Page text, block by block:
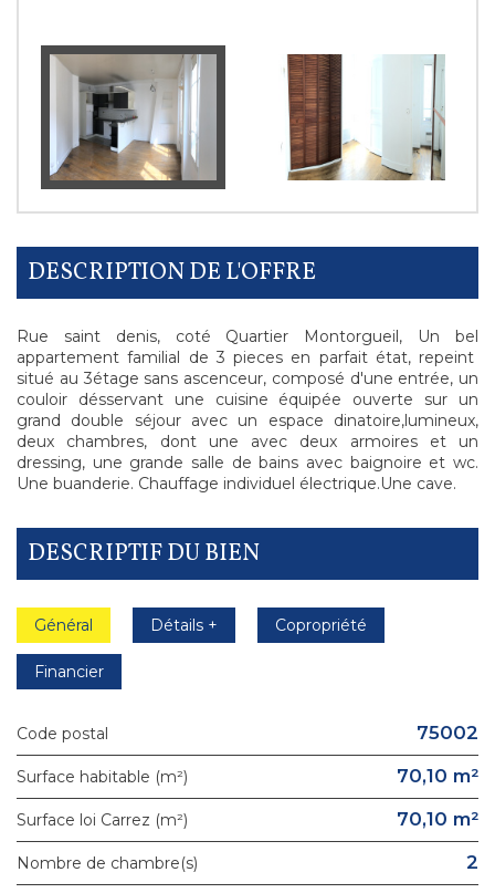
DESCRIPTION DE L'OFFRE
Rue saint denis, coté Quartier Montorgueil, Un bel
appartement familial de 3 pieces en parfait état, repeint
situé au 3étage sans ascenceur, composé d'une entrée, un
couloir désservant une cuisine équipée ouverte sur un
grand double séjour avec un espace dinatoire,lumineux,
deux chambres, dont une avec deux armoires et un
dressing, une grande salle de bains avec baignoire et wc.
Une buanderie. Chauffage individuel électrique.Une cave.
DESCRIPTIF DU BIEN
Général Détails + Copropriété
Financier
Code postal 75002
Surface habitable (m²) 70,10 m²
Surface loi Carrez (m²) 70,10 m²
Nombre de chambre(s) 2